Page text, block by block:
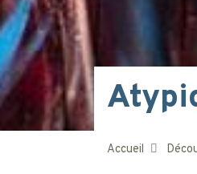
Accueil